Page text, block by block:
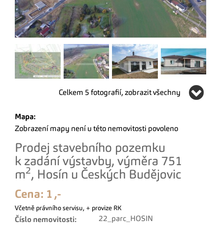
Celkem 5 fotografií, zobrazit všechny
Mapa:
Zobrazení mapy není u této nemovitosti povoleno
Prodej stavebního pozemku
k zadání výstavby, výměra 751
m2, Hosín u Českých Budějovic
Cena: 1 ,-
Včetně právního servisu, + provize RK
Číslo nemovitosti: 22_parc_HOSIN